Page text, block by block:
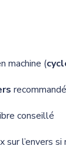
machine (
recommandé
conseillé
sur l’envers si